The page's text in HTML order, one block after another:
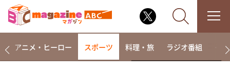
アニメ・ヒーロー スポーツ 料理・旅 ラジオ番組 そ